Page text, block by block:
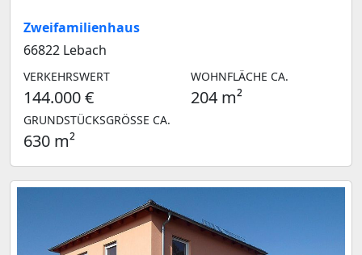
Zweifamilienhaus
66822 Lebach
VERKEHRSWERT
144.000 €
WOHNFLÄCHE CA.
204 m²
GRUNDSTÜCKSGRÖSSE CA.
630 m²